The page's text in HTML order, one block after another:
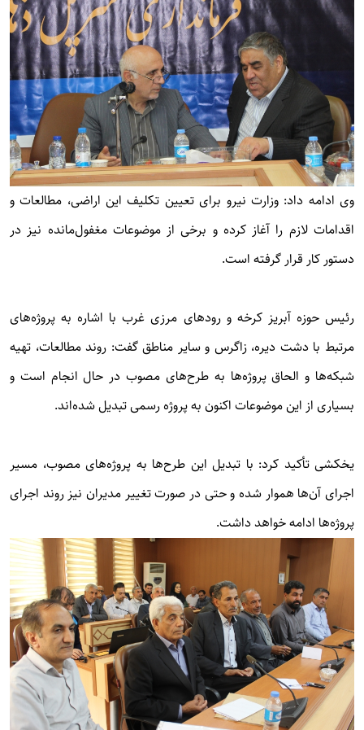
وی ادامه داد: وزارت نیرو برای تعیین تکلیف این اراضی، مطالعات و
اقدامات لازم را آغاز کرده و برخی از موضوعات مغفول‌مانده نیز در
دستور کار قرار گرفته است.
رئیس حوزه آبریز کرخه و رودهای مرزی غرب با اشاره به پروژه‌های
مرتبط با دشت دیره، زاگرس و سایر مناطق گفت: روند مطالعات، تهیه
شبکه‌ها و الحاق پروژه‌ها به طرح‌های مصوب در حال انجام است و
بسیاری از این موضوعات اکنون به پروژه رسمی تبدیل شده‌اند.
یخکشی تأکید کرد: با تبدیل این طرح‌ها به پروژه‌های مصوب، مسیر
اجرای آن‌ها هموار شده و حتی در صورت تغییر مدیران نیز روند اجرای
پروژه‌ها ادامه خواهد داشت.